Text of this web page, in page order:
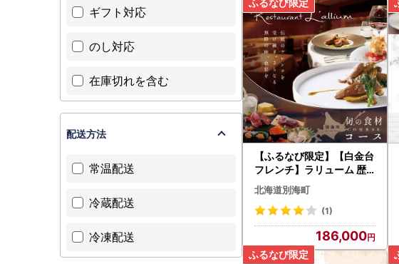
【ふるなび限定】【白金台
フレンチ】ラリューム 歴
史ある空間と確かな技「別
海町SPECIALコース」お
食事券2名様 北海道
北海道別海町
(1)
186,000
ギフト対応
のし対応
在庫切れを含む
配送方法
常温配送
冷蔵配送
冷凍配送